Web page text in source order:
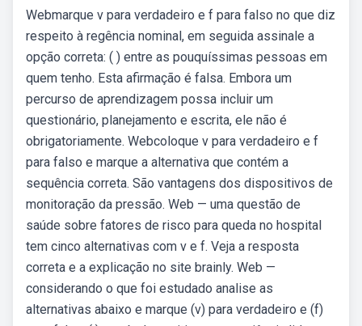
Webmarque v para verdadeiro e f para falso no que diz
respeito à regência nominal, em seguida assinale a
opção correta: ( ) entre as pouquíssimas pessoas em
quem tenho. Esta afirmação é falsa. Embora um
percurso de aprendizagem possa incluir um
questionário, planejamento e escrita, ele não é
obrigatoriamente. Webcoloque v para verdadeiro e f
para falso e marque a alternativa que contém a
sequência correta. São vantagens dos dispositivos de
monitoração da pressão. Web — uma questão de
saúde sobre fatores de risco para queda no hospital
tem cinco alternativas com v e f. Veja a resposta
correta e a explicação no site brainly. Web —
considerando o que foi estudado analise as
alternativas abaixo e marque (v) para verdadeiro e (f)